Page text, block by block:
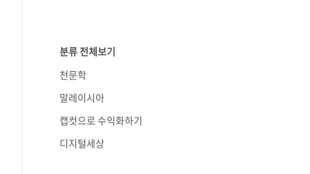
분류 전체보기
천문학
말레이시아
캡컷으로 수익화하기
디지털세상